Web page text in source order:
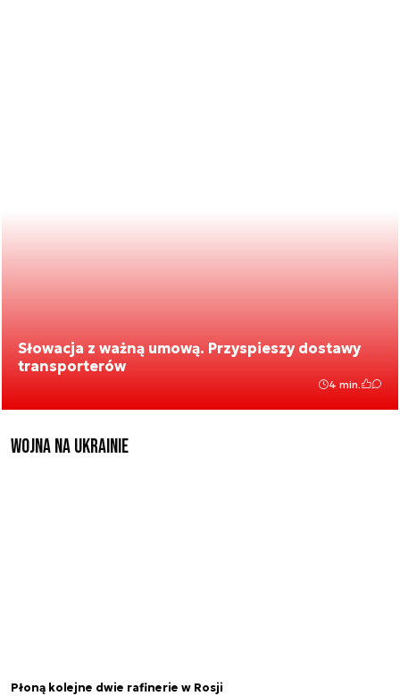
Słowacja z ważną umową. Przyspieszy dostawy
transporterów
4 min.
Wojna na Ukrainie
Płoną kolejne dwie rafinerie w Rosji